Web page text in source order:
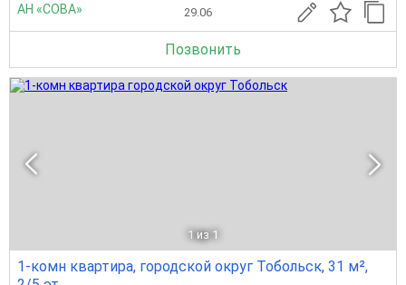
АН «СОВА» 29.06
Позвонить
1 из 1
1-комн квартира, городской округ Тобольск, 31 м²,